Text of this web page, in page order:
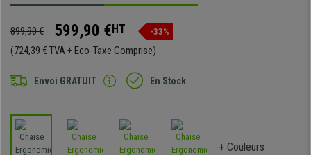
899,90 € 599,90 €HT -33%
(724,39 € TVA + Eco-Taxe Comprise)
Envoi GRATUIT En Stock
+ Couleurs